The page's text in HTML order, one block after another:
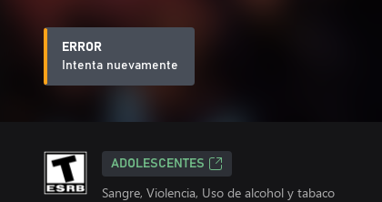
ERROR
Intenta nuevamente
ADOLESCENTES
Sangre, Violencia, Uso de alcohol y tabaco